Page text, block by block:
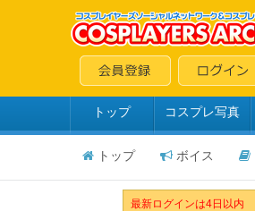
トップ コスプレ写真
トップ ボイス
最新ログインは4日以内